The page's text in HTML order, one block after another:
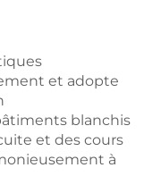
et adopte
blanchis
et des cours
à